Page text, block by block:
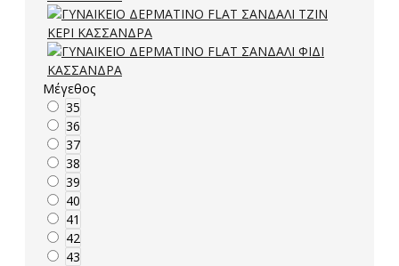
Μέγεθος
35
36
37
38
39
40
41
42
43